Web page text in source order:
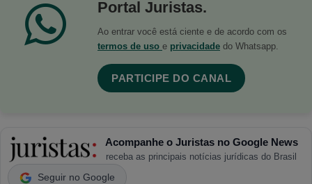
Portal Juristas.
Ao entrar você está ciente e de acordo com os
termos de uso e privacidade do Whatsapp.
PARTICIPE DO CANAL
Acompanhe o Juristas no Google News
receba as principais notícias jurídicas do Brasil
Seguir no Google